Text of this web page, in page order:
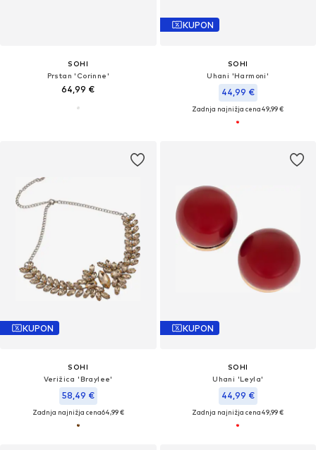
SOHI
Prstan 'Corinne'
64,99 €
KUPON
SOHI
Uhani 'Harmoni'
44,99 €
Zadnja najnižja cena49,99 €
KUPON
SOHI
Verižica 'Braylee'
58,49 €
Zadnja najnižja cena64,99 €
KUPON
SOHI
Uhani 'Leyla'
44,99 €
Zadnja najnižja cena49,99 €